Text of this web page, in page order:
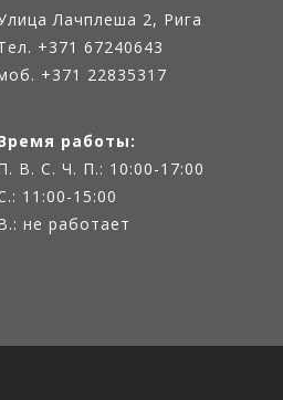
Лачплеша 2, Рига
+371 67240643
+371 22835317
работы:
В. С. Ч. П.: 10:00-17:00
11:00-15:00
не работает